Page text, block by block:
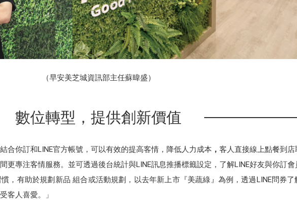
（早安美芝城資訊部主任蘇暐盛）
數位轉型，提供創新價值
合你訂和LINE官方帳號，可以有效的提高客情，降低人力成本 ， 客人直接線上點餐到
更專注客情服務。並可透過後台統計與LINE訊息推播標籤設定，了解LINE好友與你訂
，有助於規劃新品 組合或活動規劃，以去年新上市『美蔬綠』為例，透過LINE問券了
客人喜愛。」